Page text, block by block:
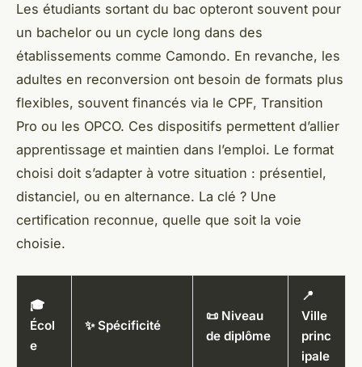
Les étudiants sortant du bac opteront souvent pour
un bachelor ou un cycle long dans des
établissements comme Camondo. En revanche, les
adultes en reconversion ont besoin de formats plus
flexibles, souvent financés via le CPF, Transition
Pro ou les OPCO. Ces dispositifs permettent d’allier
apprentissage et maintien dans l’emploi. Le format
choisi doit s’adapter à votre situation : présentiel,
distanciel, ou en alternance. La clé ? Une
certification reconnue, quelle que soit la voie
choisie.
🎓
Écol
e
✨ Spécificité
📜 Niveau
de diplôme
📍
Ville
princ
ipale